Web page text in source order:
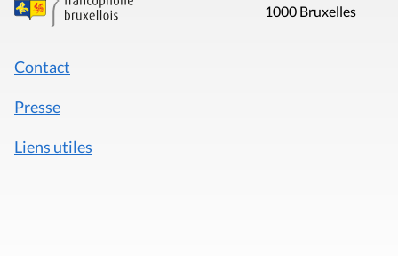
1000 Bruxelles
Contact
Presse
Liens utiles